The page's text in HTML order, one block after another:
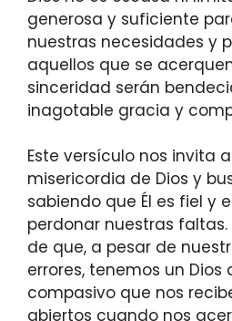
generosa y suficiente
nuestras necesidades y
aquellos que se
sinceridad serán
inagotable gracia y
Este versículo nos invita
misericordia de Dios y
sabiendo que Él es fiel y
perdonar nuestras faltas.
de que, a pesar de
errores, tenemos un Dios
compasivo que nos
abiertos cuando nos